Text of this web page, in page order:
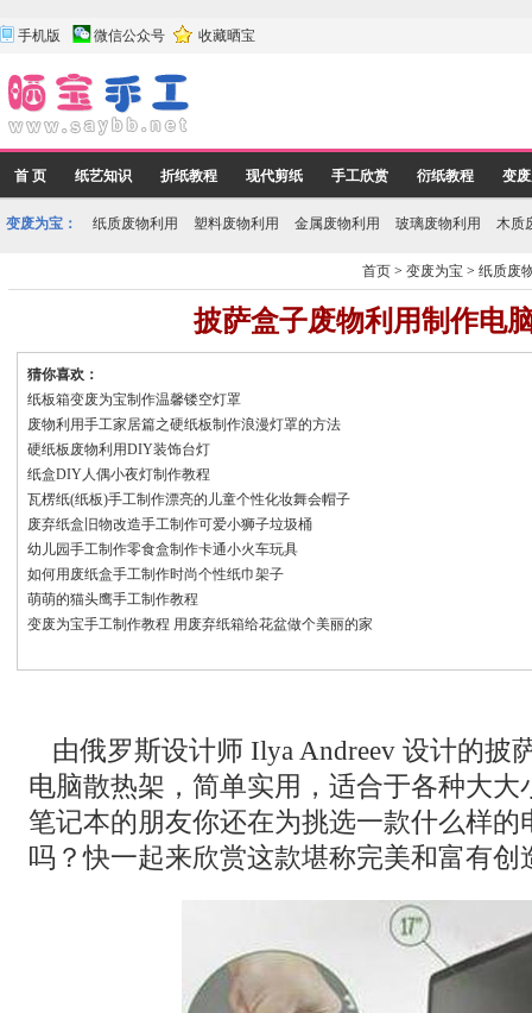
手机版 微信公众号 收藏晒宝
首 页 纸艺知识 折纸教程 现代剪纸 手工欣赏 衍纸教程 变
变废为宝： 纸质废物利用 塑料废物利用 金属废物利用 玻璃废物利用 木质
首页 >变废为宝 >纸质废
披萨盒子废物利用制作电
猜你喜欢：
纸板箱变废为宝制作温馨镂空灯罩
废物利用手工家居篇之硬纸板制作浪漫灯罩的方法
硬纸板废物利用DIY装饰台灯
纸盒DIY人偶小夜灯制作教程
瓦楞纸(纸板)手工制作漂亮的儿童个性化妆舞会帽子
废弃纸盒旧物改造手工制作可爱小狮子垃圾桶
幼儿园手工制作零食盒制作卡通小火车玩具
如何用废纸盒手工制作时尚个性纸巾架子
萌萌的猫头鹰手工制作教程
变废为宝手工制作教程 用废弃纸箱给花盆做个美丽的家
由俄罗斯设计师 Ilya Andreev 设计的披
电脑散热架，简单实用，适合于各种大大
笔记本的朋友你还在为挑选一款什么样的
吗？快一起来欣赏这款堪称完美和富有创